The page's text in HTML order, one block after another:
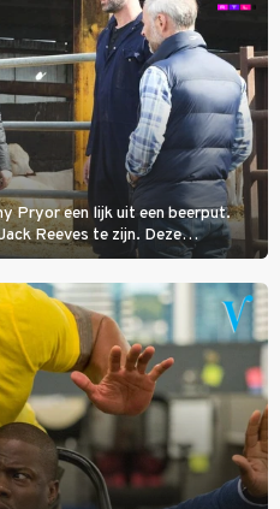
Pryor een lijk uit een beerput.
Reeves te zijn. Deze
had gebroken met zijn familie
ruzie.